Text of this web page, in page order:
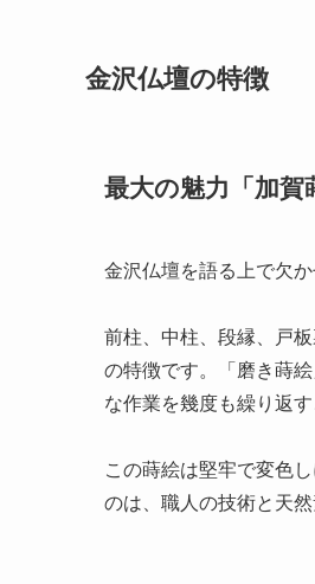
金沢仏壇の特徴
最大の魅力「加賀
金沢仏壇を語る上で欠
前柱、中柱、段縁、戸
の特徴です。「磨き蒔
な作業を幾度も繰り返
この蒔絵は堅牢で変色
のは、職人の技術と天